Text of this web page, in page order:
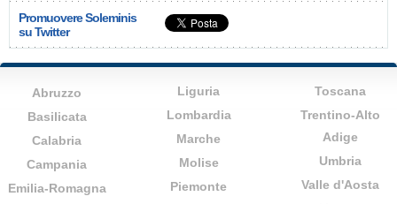
Promuovere Soleminis
su Twitter
Abruzzo
Basilicata
Calabria
Campania
Emilia-Romagna
Liguria
Lombardia
Marche
Molise
Piemonte
Toscana
Trentino-Alto
Adige
Umbria
Valle d'Aosta